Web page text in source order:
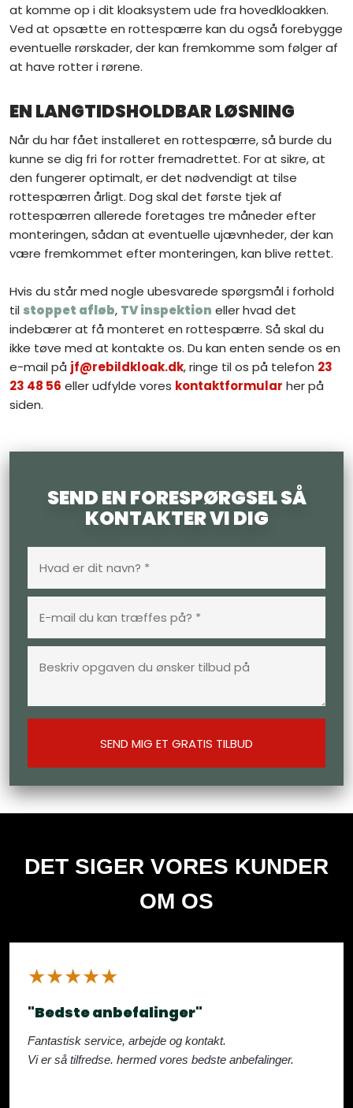
at komme op i dit kloaksystem ude fra hovedkloakken.
Ved at opsætte en rottespærre kan du også forebygge
eventuelle rørskader, der kan fremkomme som følger af
at have rotter i rørene.
​EN LANGTIDSHOLDBAR LØSNING
Når du har fået installeret en rottespærre, så burde du
kunne se dig fri for rotter fremadrettet. For at sikre, at
den fungerer optimalt, er det nødvendigt at tilse
rottespærren årligt. Dog skal det første tjek af
rottespærren allerede foretages tre måneder efter
monteringen, sådan at eventuelle ujævnheder, der kan
være fremkommet efter monteringen, kan blive rettet.
Hvis du står med nogle ubesvarede spørgsmål i forhold
tilstoppet afløb, TV inspektion eller hvad det
indebærer at få monteret en rottespærre. Så skal du
ikke tøve med at kontakte os. Du kan enten sende os en
e-mail på jf@rebildkloak.dk, ringe til os på telefon 23
23 48 56 eller udfylde vores kontaktformular her på
siden.
SEND EN FORESPØRGSEL SÅ
KONTAKTER VI DIG
DET SIGER VORES KUNDER
OM OS
​★★★★★
"Bedste anbefalinger"
Fantastisk service, arbejde og kontakt.
Vi er så tilfredse. hermed vores bedste anbefalinger.